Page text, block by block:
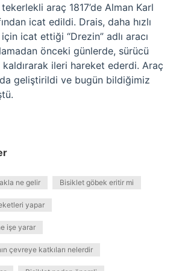
araç 1817’de Alman Karl
icat edildi. Drais, daha hızlı
icat ettiği “Drezin” adlı aracı
önceki günlerde, sürücü
kaldırarak ileri hareket ederdi. Araç
geliştirildi ve bugün bildiğimiz
ne gelir Bisiklet göbek eritir mi
yapar
işe yarar
çevreye katkıları nelerdir